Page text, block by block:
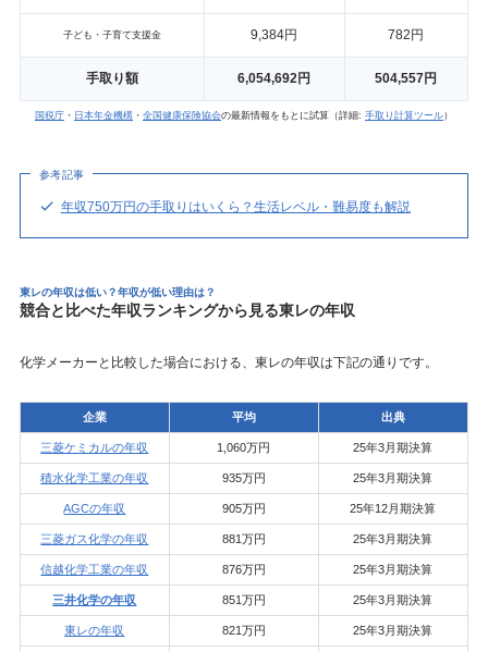
子ども・子育て支援金 9,384円 782円
手取り額 6,054,692円 504,557円
国税庁 ・ 日本年金機構 ・ 全国健康保険協会の最新情報をもとに試算（詳細: 手取り計算ツール）
参考記事
年収750万円の手取りはいくら？生活レベル・難易度も解説
東レの年収は低い？年収が低い理由は？
競合と比べた年収ランキングから見る東レの年収
化学メーカーと比較した場合における、東レの年収は下記の通りです。
企業 平均 出典
三菱ケミカルの年収 1,060万円 25年3月期決算
積水化学工業の年収 935万円 25年3月期決算
AGCの年収 905万円 25年12月期決算
三菱ガス化学の年収 881万円 25年3月期決算
信越化学工業の年収 876万円 25年3月期決算
三井化学の年収 851万円 25年3月期決算
東レの年収 821万円 25年3月期決算